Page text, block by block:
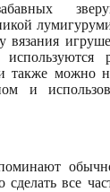
вязания
также можно
и
сделать все